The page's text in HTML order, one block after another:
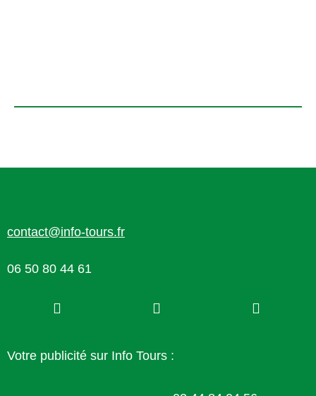
contact@info-tours.fr
06 50 80 44 61
Votre publicité sur Info Tours :